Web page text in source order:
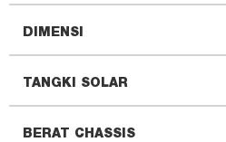
DIMENSI
TANGKI SOLAR
BERAT CHASSIS